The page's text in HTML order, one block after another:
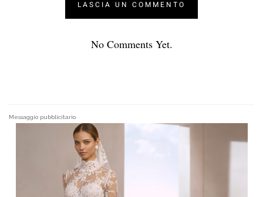
No Comments Yet.
Messaggio pubblicitario